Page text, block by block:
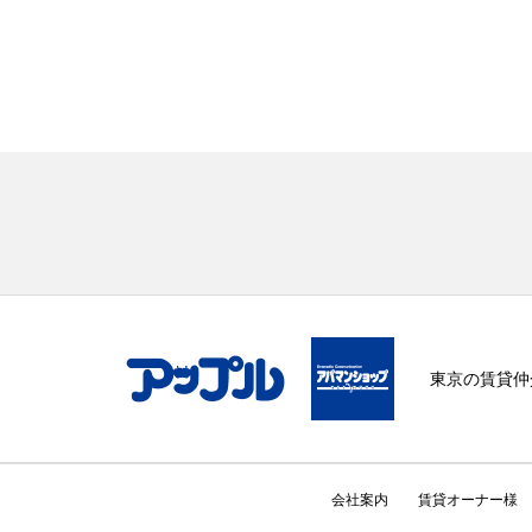
東京の賃貸
会社案内 賃貸オーナー様